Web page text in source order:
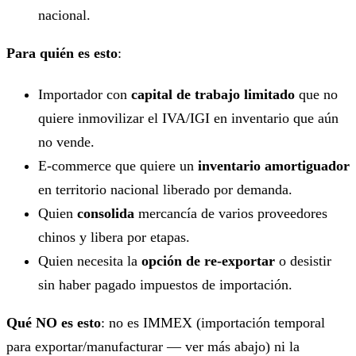
nacional.
Para quién es esto:
Importador con capital de trabajo limitado que no
quiere inmovilizar el IVA/IGI en inventario que aún
no vende.
E-commerce que quiere un inventario amortiguador
en territorio nacional liberado por demanda.
Quien consolida mercancía de varios proveedores
chinos y libera por etapas.
Quien necesita la opción de re-exportar o desistir
sin haber pagado impuestos de importación.
Qué NO es esto: no es IMMEX (importación temporal
para exportar/manufacturar — ver más abajo) ni la